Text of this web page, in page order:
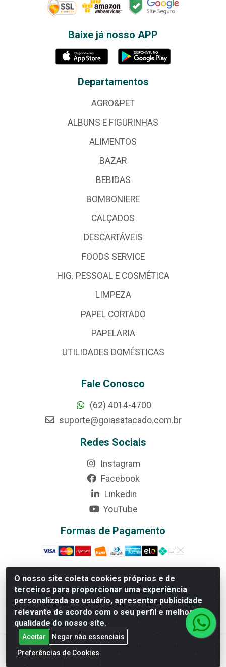
O nosso site coleta cookies próprios e de
terceiros para proporcionar uma experiência
personalizada ao usuário, apresentar publicidade
relevante de acordo com o seu perfil e melhorar a
qualidade do nosso site.
Aceitar
Negar não essenciais
Preferências de Cookies
Baixe já nosso APP
Departamentos
AGRO&PET
ALBUNS E FIGURINHAS
ALIMENTOS
BAZAR
BEBIDAS
BOMBONIERE
CALÇADOS
DESCARTÁVEIS
FOODS SERVICE
HIG. PESSOAL E COSMÉTICA
LIMPEZA
PAPEL CORTADO
PAPELARIA
UTILIDADES DOMÉSTICAS
Fale Conosco
(62) 4014-4700
suporte@goiasatacado.com.br
Redes Sociais
Instagram
Facebook
Linkedin
YouTube
Formas de Pagamento
Rede Brasil - Avenida Universitária, nº 3860, Jardim das
Américas II Etapa - Anápolis/GO - CEP 75070-415 -
CNPJ 07.728.073/0002-24